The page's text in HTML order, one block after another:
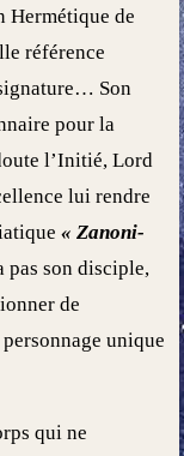
Hermétique de
référence
Son
pour la
l’Initié, Lord
lui rendre
« Zanoni-
pas son disciple,
de
unique
qui ne